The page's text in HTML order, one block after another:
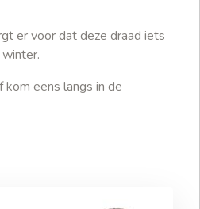
er voor dat deze draad iets
kom eens langs in de